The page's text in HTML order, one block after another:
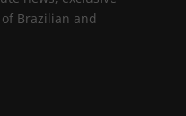
Brazilian and